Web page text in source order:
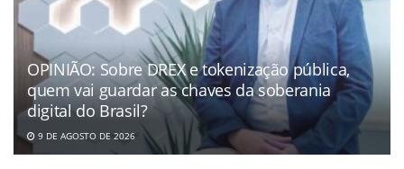
OPINIÃO: Sobre DREX e tokenização pública,
quem vai guardar as chaves da soberania
digital do Brasil?
9 DE AGOSTO DE 2026